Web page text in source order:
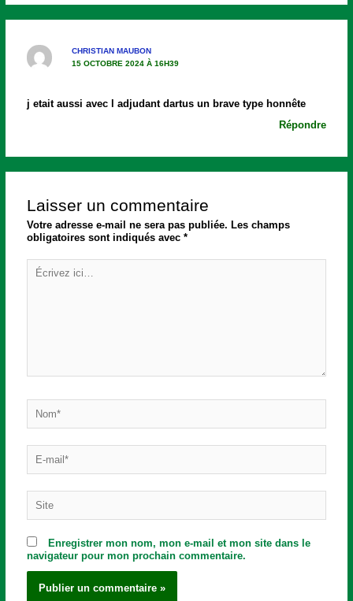
CHRISTIAN MAUBON
15 OCTOBRE 2024 À 16H39
j etait aussi avec l adjudant dartus un brave type honnête
Répondre
Laisser un commentaire
Votre adresse e-mail ne sera pas publiée. Les champs
obligatoires sont indiqués avec*
Écrivez
ici…
mail*
Enregistrer mon nom, mon e-mail et mon site dans le
navigateur pour mon prochain commentaire.